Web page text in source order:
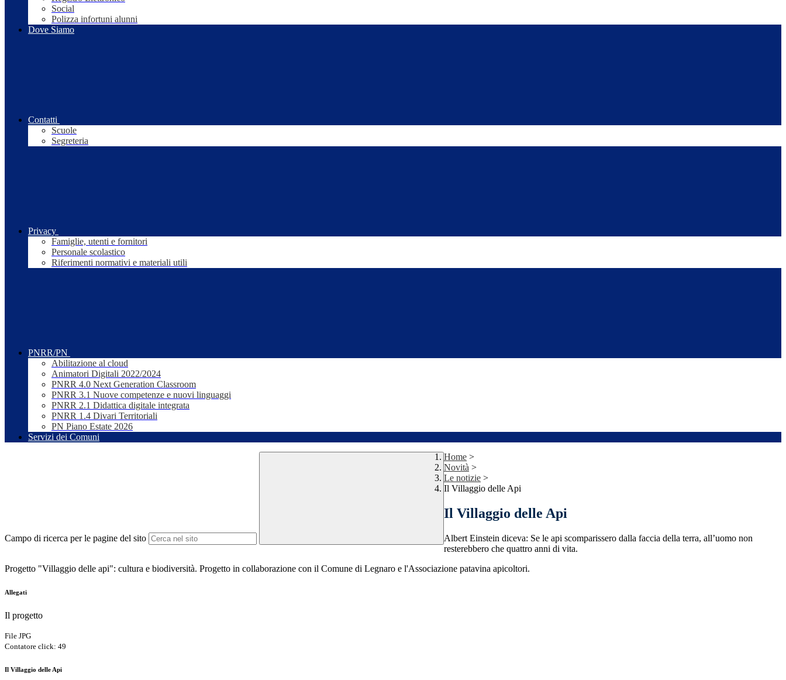
Social
Polizza infortuni alunni
Dove Siamo
Contatti
Scuole
Segreteria
Privacy
Famiglie, utenti e fornitori
Personale scolastico
Riferimenti normativi e materiali utili
PNRR/PN
Abilitazione al cloud
Animatori Digitali 2022/2024
PNRR 4.0 Next Generation Classroom
PNRR 3.1 Nuove competenze e nuovi linguaggi
PNRR 2.1 Didattica digitale integrata
PNRR 1.4 Divari Territoriali
PN Piano Estate 2026
Servizi dei Comuni
Campo di ricerca per le pagine del sito
Home >
Novità >
Le notizie >
Il Villaggio delle Api
Il Villaggio delle Api
Albert Einstein diceva: Se le api scomparissero dalla faccia della terra, all’uomo non
resterebbero che quattro anni di vita.
Progetto "Villaggio delle api": cultura e biodiversità. Progetto in collaborazione con il Comune di Legnaro e l'Associazione patavina apicoltori.
Allegati
Il progetto
File JPG
Contatore click: 49
Il Villaggio delle Api